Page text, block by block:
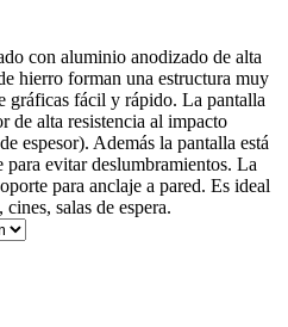
con aluminio anodizado de alta
hierro forman una estructura muy
gráficas fácil y rápido. La pantalla
de alta resistencia al impacto
espesor). Además la pantalla está
evitar deslumbramientos. La
para anclaje a pared. Es ideal
salas de espera.